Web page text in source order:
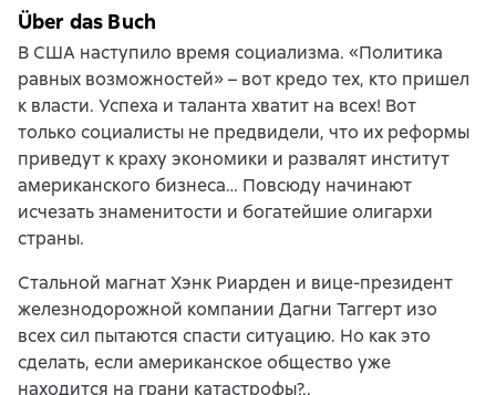
Über das Buch
В США наступило время социализма. «Политика
равных возможностей» – вот кредо тех, кто пришел
к власти. Успеха и таланта хватит на всех! Вот
только социалисты не предвидели, что их реформы
приведут к краху экономики и развалят институт
американского бизнеса… Повсюду начинают
исчезать знаменитости и богатейшие олигархи
страны.
Стальной магнат Хэнк Риарден и вице-президент
железнодорожной компании Дагни Таггерт изо
всех сил пытаются спасти ситуацию. Но как это
сделать, если американское общество уже
находится на грани катастрофы?..